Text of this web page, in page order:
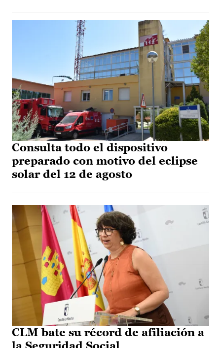
Consulta todo el dispositivo
preparado con motivo del eclipse
solar del 12 de agosto
CLM bate su récord de afiliación a